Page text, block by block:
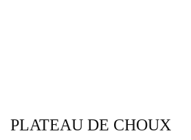
PLATEAU DE CHOUX